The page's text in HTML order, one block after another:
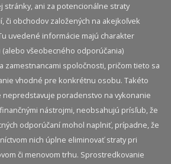
ani za potencionálne straty
či obchodov založených na akejkoľvek
uvedené informácie majú charakter
všeobecného odporúčania)
zamestnancami spoločnosti, pričom tieto sa
vhodné pre konkrétnu osobu. Takéto
poradenstvo na vykonanie
nástrojmi, neobsahujú prísľub, že
odporúčaní mohol naplniť, prípadne, že
nich úplne eliminovať straty pri
či menovom trhu. Sprostredkovanie